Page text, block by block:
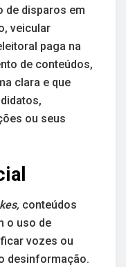
de disparos em
veicular
paga na
de conteúdos,
clara e que
ou seus
conteúdos
o uso de
vozes ou
desinformação.